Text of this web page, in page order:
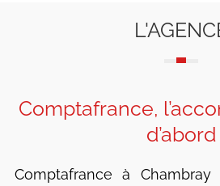
Comptafrance,
d’abord
Comptafrance à Chambray